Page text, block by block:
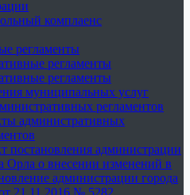
комплаенс
регламенты
регламенты
регламенты
муниципальных услуг
регламентов
административных
постановления администрации
Орла о внесении изменений в
администрации города
21.11.2016 № 5282